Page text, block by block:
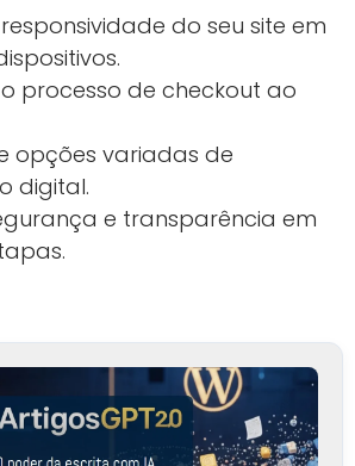
via
Visitas e
abertura e
e
Taxa de
do Usuário
para Mobile